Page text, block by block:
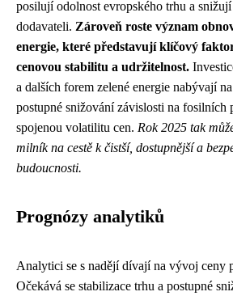
posilují odolnost evropského trhu a
dodavateli. Zároveň roste význam
energie, které představují klíčový
cenovou stabilitu a udržitelnost.
a dalších forem zelené energie nabývají
postupné snižování závislosti na fosilních
spojenou volatilitu cen. Rok 2025 tak
milník na cestě k čistší, dostupnější a
budoucnosti.
Prognózy analytiků
Analytici se s nadějí dívají na vývoj ceny
Očekává se stabilizace trhu a postupné